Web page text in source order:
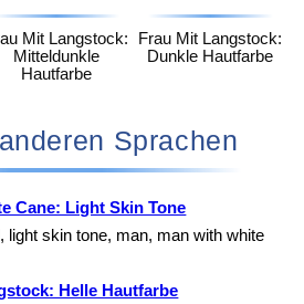
Mit Langstock:
Mitteldunkle
Hautfarbe
Frau Mit Langstock:
Dunkle Hautfarbe
in anderen Sprachen
Cane: Light Skin Tone
light skin tone, man, man with white
Helle Hautfarbe